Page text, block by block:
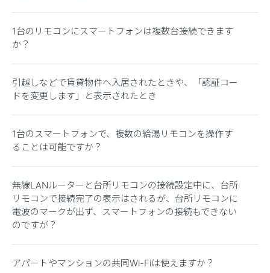
1台のリモコンにスマートフォンは複数台接続できます
か？
引越しなどで賃貸物件へ入居されたときや、「認証コー
ドを変更します」と表示されたとき
1台のスマートフォンで、複数の給湯リモコンを操作す
ることは可能ですか？
無線LANルーターと台所リモコンの接続設定中に、台所
リモコンで接続完了の表示はされるが、台所リモコンに
電波のマークが出ず、スマートフォンの接続もできない
のですが？
アパートやマンションの共同Wi-Fiは使えますか？